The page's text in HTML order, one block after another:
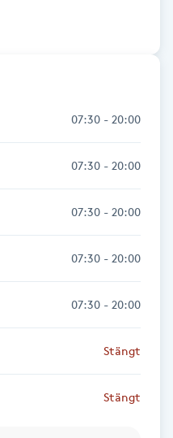
07:30 - 20:00
07:30 - 20:00
07:30 - 20:00
07:30 - 20:00
07:30 - 20:00
Stängt
Stängt